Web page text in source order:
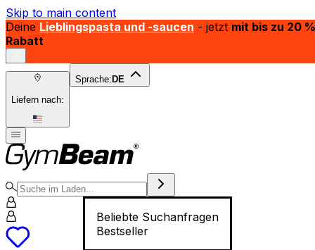
Skip to main content
Deine Lieblingspasta und -saucen - jetzt mit bis zu 20 %
Rabatt
Liefern nach:
Sprache: DE
Beliebte Suchanfragen
Bestseller